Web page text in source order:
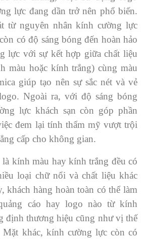
lực đang dần trở nên phổ biến.
từ nguyên nhân kính cường lực
có độ sáng bóng đến hoàn hảo
lực với sự kết hợp giữa chất liệu
màu hoặc kính trắng) cùng màu
giúp tạo nên sự sắc nét và vẻ
Ngoài ra, với độ sáng bóng
lực khách sạn còn góp phần
đem lại tính thẩm mỹ vượt trội
cấp cho không gian.
kính màu hay kính trắng đều có
loại chữ nổi và chất liệu khác
khách hàng hoàn toàn có thể làm
cáo hay logo nào từ kính
định thương hiệu cũng như vị thế
khác, kính cường lực còn có